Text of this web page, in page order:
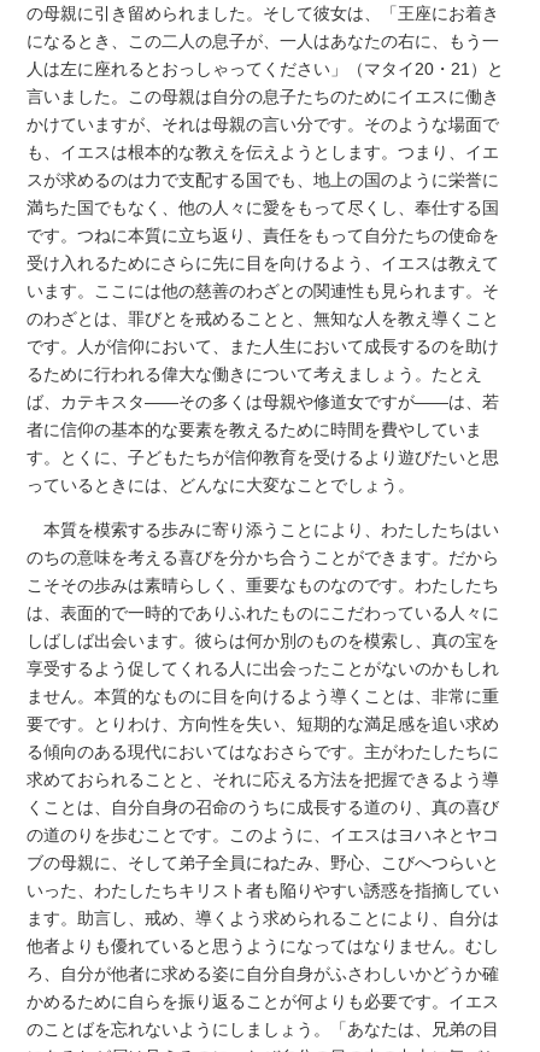
の母親に引き留められました。そして彼女は、「王座にお着き
になるとき、この二人の息子が、一人はあなたの右に、もう一
人は左に座れるとおっしゃってください」（マタイ20・21）と
言いました。この母親は自分の息子たちのためにイエスに働き
かけていますが、それは母親の言い分です。そのような場面で
も、イエスは根本的な教えを伝えようとします。つまり、イエ
スが求めるのは力で支配する国でも、地上の国のように栄誉に
満ちた国でもなく、他の人々に愛をもって尽くし、奉仕する国
です。つねに本質に立ち返り、責任をもって自分たちの使命を
受け入れるためにさらに先に目を向けるよう、イエスは教えて
います。ここには他の慈善のわざとの関連性も見られます。そ
のわざとは、罪びとを戒めることと、無知な人を教え導くこと
です。人が信仰において、また人生において成長するのを助け
るために行われる偉大な働きについて考えましょう。たとえ
ば、カテキスタ――その多くは母親や修道女ですが――は、若
者に信仰の基本的な要素を教えるために時間を費やしていま
す。とくに、子どもたちが信仰教育を受けるより遊びたいと思
っているときには、どんなに大変なことでしょう。
本質を模索する歩みに寄り添うことにより、わたしたちはい
のちの意味を考える喜びを分かち合うことができます。だから
こそその歩みは素晴らしく、重要なものなのです。わたしたち
は、表面的で一時的でありふれたものにこだわっている人々に
しばしば出会います。彼らは何か別のものを模索し、真の宝を
享受するよう促してくれる人に出会ったことがないのかもしれ
ません。本質的なものに目を向けるよう導くことは、非常に重
要です。とりわけ、方向性を失い、短期的な満足感を追い求め
る傾向のある現代においてはなおさらです。主がわたしたちに
求めておられることと、それに応える方法を把握できるよう導
くことは、自分自身の召命のうちに成長する道のり、真の喜び
の道のりを歩むことです。このように、イエスはヨハネとヤコ
ブの母親に、そして弟子全員にねたみ、野心、こびへつらいと
いった、わたしたちキリスト者も陥りやすい誘惑を指摘してい
ます。助言し、戒め、導くよう求められることにより、自分は
他者よりも優れていると思うようになってはなりません。むし
ろ、自分が他者に求める姿に自分自身がふさわしいかどうか確
かめるために自らを振り返ることが何よりも必要です。イエス
のことばを忘れないようにしましょう。「あなたは、兄弟の目